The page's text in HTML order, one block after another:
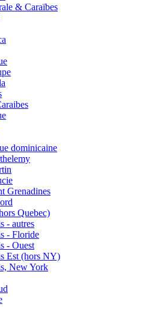
& Caraïbes
dominicaine
Grenadines
Quebec)
- autres
- Floride
- Ouest
Est (hors NY)
New York